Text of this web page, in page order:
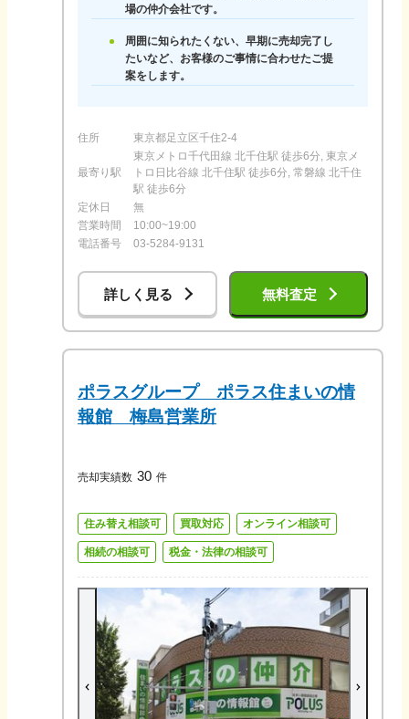
場の仲介会社です。
周囲に知られたくない、早期に売却完了し
たいなど、お客様のご事情に合わせたご提
案をします。
住所 東京都足立区千住2-4
最寄り駅
東京メトロ千代田線 北千住駅 徒歩6分, 東京メ
トロ日比谷線 北千住駅 徒歩6分, 常磐線 北千住
駅 徒歩6分
定休日
無
営業時間
10:00~19:00
電話番号
03-5284-9131
詳しく見る 無料査定
ポラスグループ ポラス住まいの情
報館 梅島営業所
売却実績数 30 件
住み替え相談可 買取対応 オンライン相談可
相続の相談可 税金・法律の相談可